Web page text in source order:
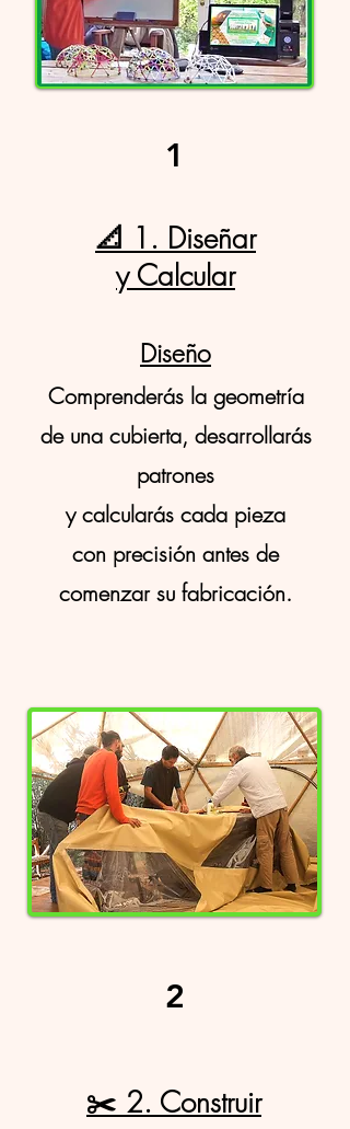
1
📐 1. Diseñar
y Calcular
Diseño
Comprenderás la geometría
de una cubierta, desarrollarás
patrones
y calcularás cada pieza
con precisión antes de
comenzar su fabricación.
2
✂️ 2. Construir